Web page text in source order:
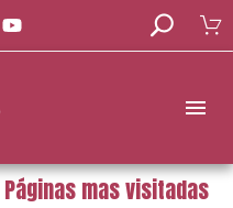
Páginas mas visitadas